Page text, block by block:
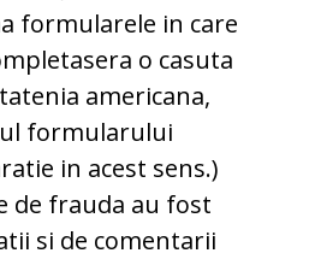
formularele in care
o casuta
americana,
formularului
in acest sens.)
de frauda au fost
si de comentarii